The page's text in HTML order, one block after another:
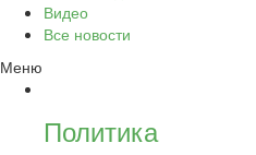
Видео
Все новости
Меню
Политика